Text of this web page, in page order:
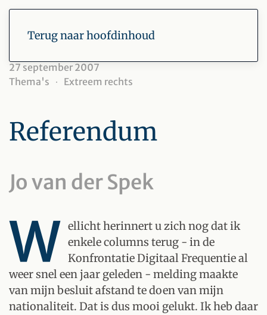
Terug naar hoofdinhoud
27 september 2007
Thema's
Extreem rechts
Referendum
Jo van der Spek
W ellicht herinnert u zich nog dat ik
enkele columns terug - in de
Konfrontatie Digitaal Frequentie al
weer snel een jaar geleden - melding maakte
van mijn besluit afstand te doen van mijn
nationaliteit. Dat is dus mooi gelukt. Ik heb daar